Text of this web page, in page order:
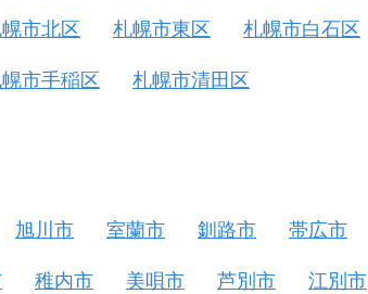
市北区 札幌市東区 札幌市白石区
市手稲区 札幌市清田区
旭川市 室蘭市 釧路市 帯広市
稚内市 美唄市 芦別市 江別市